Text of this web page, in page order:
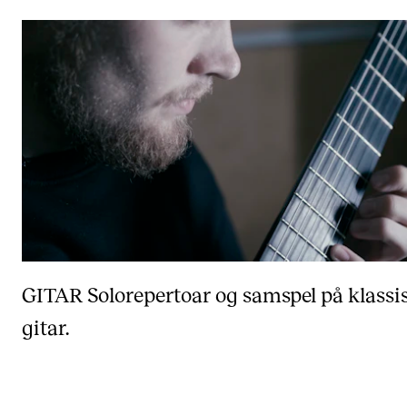
GITAR Solorepertoar og samspel på
gitar.